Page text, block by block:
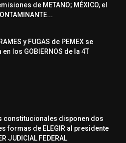
de METANO; MÉXICO, el
y FUGAS de PEMEX se
los GOBIERNOS de la 4T
constitucionales disponen dos
formas de ELEGIR al presidente
JUDICIAL FEDERAL